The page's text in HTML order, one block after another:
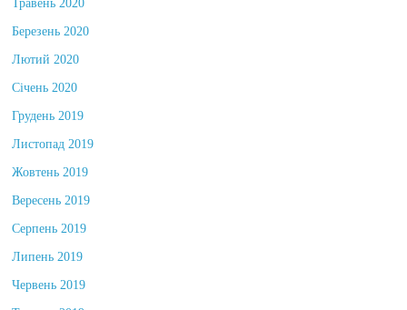
Травень 2020
Березень 2020
Лютий 2020
Січень 2020
Грудень 2019
Листопад 2019
Жовтень 2019
Вересень 2019
Серпень 2019
Липень 2019
Червень 2019